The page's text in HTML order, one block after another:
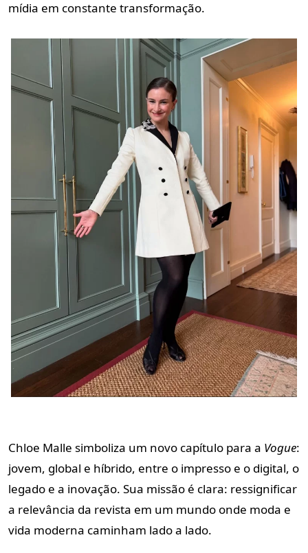
mídia em constante transformação.
Chloe Malle simboliza um novo capítulo para a Vogue:
jovem, global e híbrido, entre o impresso e o digital, o
legado e a inovação. Sua missão é clara: ressignificar
a relevância da revista em um mundo onde moda e
vida moderna caminham lado a lado.